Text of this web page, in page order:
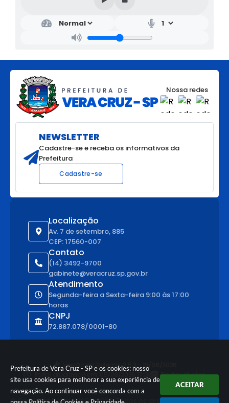
Prefeitura de Vera Cruz - SP e os cookies: nosso
site usa cookies para melhorar a sua experiência de
navegação. Ao continuar você concorda com a
ACEITAR
Localização
Av. 7 de setembro, 885
CEP: 17560-007
Contato
(14) 3492-9700
gabinete@veracruz.sp.gov.br
Atendimento
Segunda-feira a Sexta-feira 9:00 às 17:00
horas
CNPJ
72.887.078/0001-80
Nossa redes
NEWSLETTER
Cadastre-se e receba os informativos da
Prefeitura
Cadastre-se
Versão do Sistema:
Dados Abertos
© Copyright Instar - 2006-2026. Todos os direitos